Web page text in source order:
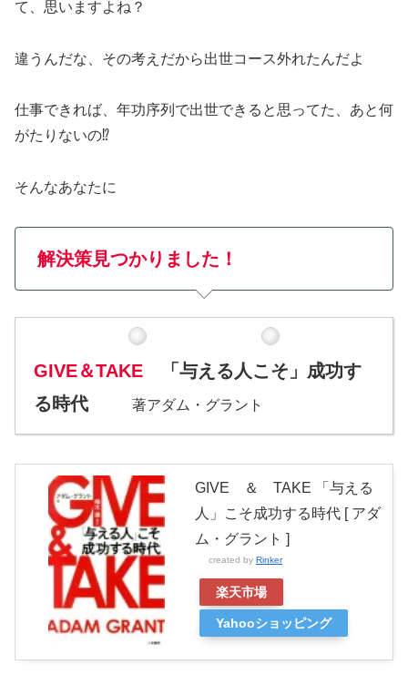
て、思いますよね？
違うんだな、その考えだから出世コース外れたんだよ
仕事できれば、年功序列で出世できると思ってた、あと何
がたりないの⁉
そんなあなたに
解決策見つかりました！
GIVE＆TAKE
「与える人こそ」成功す
る時代 著アダム・グラント
GIVE ＆ TAKE 「与える
人」こそ成功する時代 [ アダ
ム・グラント ]
created by Rinker
楽天市場
Yahooショッピング